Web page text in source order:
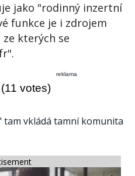
jako "rodinný inzertní
funkce je i zdrojem
kterých se
reklama
votes)
tam vkládá tamní komunita